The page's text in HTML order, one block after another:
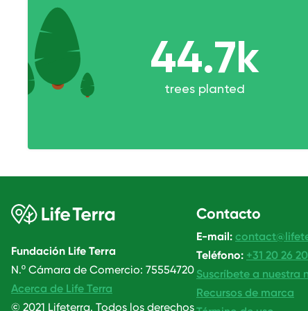
Fundación Life Terra
N.º Cámara de Comercio: 75554720
Acerca de Life Terra
© 2021 Lifeterra. Todos los derechos
Contacto
E-mail:
Teléfono: +31 20 26
Suscríbete a nuestra
Recursos de marca